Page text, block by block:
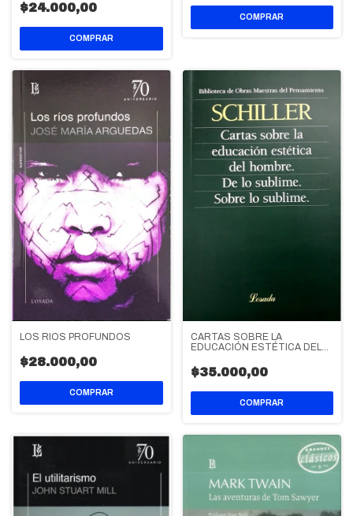
$24.000,00
LOS RIOS PROFUNDOS
$28.000,00
CARTAS SOBRE LA
EDUCACIÓN ESTÉTICA DEL
SOBRE LO SUBLIME
$35.000,00